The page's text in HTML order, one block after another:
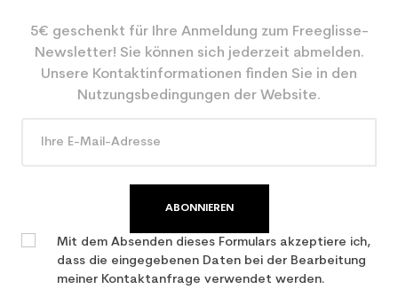
5€ geschenkt für Ihre Anmeldung zum Freeglisse-
Newsletter! Sie können sich jederzeit abmelden.
Unsere Kontaktinformationen finden Sie in den
Nutzungsbedingungen der Website.
ABONNIEREN
Mit dem Absenden dieses Formulars akzeptiere ich,
dass die eingegebenen Daten bei der Bearbeitung
meiner Kontaktanfrage verwendet werden.